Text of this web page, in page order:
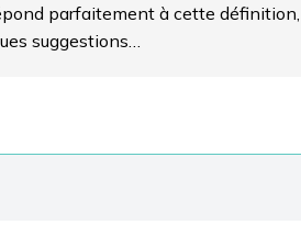
parfaitement à cette définition,
suggestions…